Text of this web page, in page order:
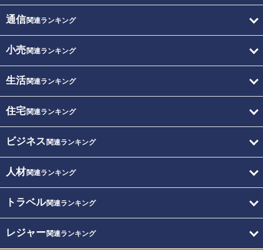
通信関連ランキング
小売関連ランキング
生活関連ランキング
住宅関連ランキング
ビジネス 関連ランキング
人材関連ランキング
トラベル関連ランキング
レジャー関連ランキング